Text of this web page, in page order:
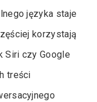
języka staje
korzystają
Siri czy Google
treści